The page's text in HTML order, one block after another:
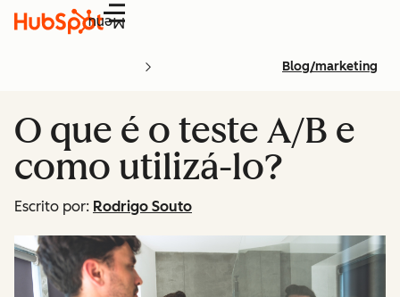
Menu
Blog/marketing
O que é o teste A/B e
como utilizá-lo?
Escrito por: Rodrigo Souto